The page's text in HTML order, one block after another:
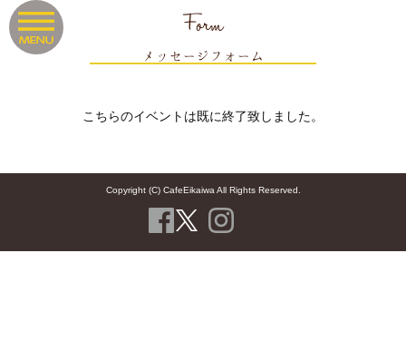
Form
メッセージフォーム
こちらのイベントは既に終了致しました。
Copyright (C) CafeEikaiwa All Rights Reserved.